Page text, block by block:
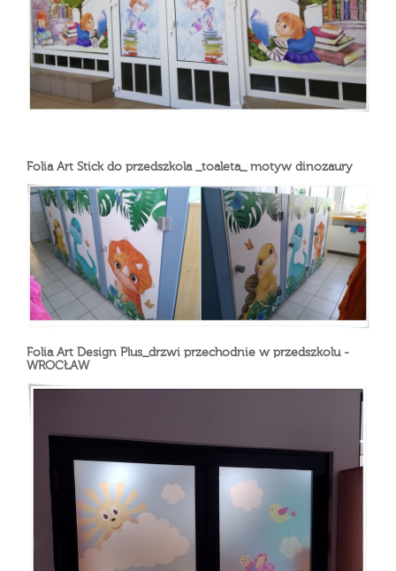
Folia Art Stick do przedszkola _toaleta_ motyw dinozaury
Folia Art Design Plus_drzwi przechodnie w przedszkolu -
WROCŁAW